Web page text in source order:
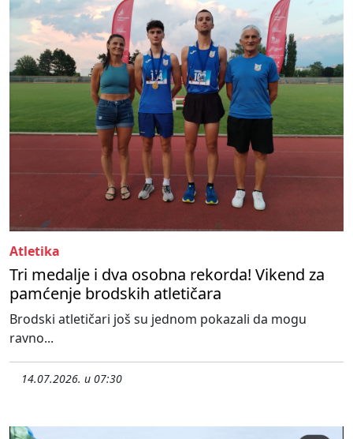
Atletika
Tri medalje i dva osobna rekorda! Vikend za
pamćenje brodskih atletičara
Brodski atletičari još su jednom pokazali da mogu
ravno...
14.07.2026. u 07:30